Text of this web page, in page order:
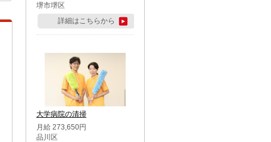
堺市堺区
詳細はこちらから
大学病院の清掃
月給 273,650円
品川区